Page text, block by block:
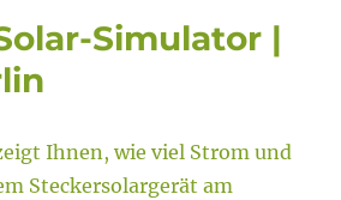
Simulator |
Ihnen, wie viel Strom und
Stecker­solar­gerät am